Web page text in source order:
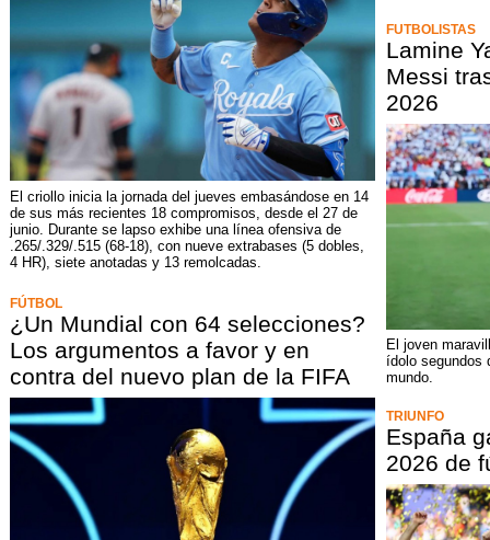
El criollo inicia la jornada del jueves embasándose en 14
de sus más recientes 18 compromisos, desde el 27 de
junio. Durante se lapso exhibe una línea ofensiva de
.265/.329/.515 (68-18), con nueve extrabases (5 dobles,
4 HR), siete anotadas y 13 remolcadas.
FÚTBOL
¿Un Mundial con 64 selecciones?
Los argumentos a favor y en
contra del nuevo plan de la FIFA
FUTBOLISTAS
Lamine
Messi
2026
El joven
ídolo segundos
mundo.
TRIUNFO
España
2026 de